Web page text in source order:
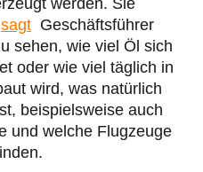
sagt Geschäftsführer
sehen, wie viel Öl sich
oder wie viel täglich in
wird, was natürlich
beispielsweise auch
und welche Flugzeuge